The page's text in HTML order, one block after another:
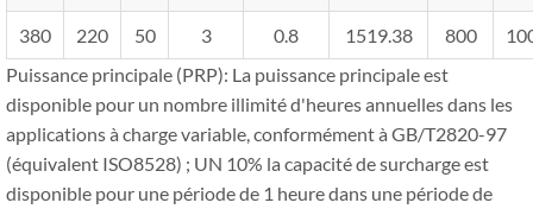
380 220 50 3 0.8 1519.38 800
Puissance principale (PRP): La puissance principale est
disponible pour un nombre illimité d'heures annuelles dans les
applications à charge variable, conformément à GB/T2820-97
(équivalent ISO8528) ; UN 10% la capacité de surcharge est
disponible pour une période de 1 heure dans une période de